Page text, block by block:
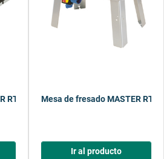
RT 540 v.1Mesa de fresado MASTER RT
Ir al producto